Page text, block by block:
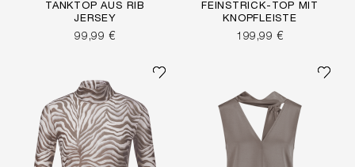
TANKTOP AUS RIB
JERSEY
99,99 €
FEINSTRICK-TOP MIT
KNOPFLEISTE
199,99 €